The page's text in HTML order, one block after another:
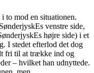
to mod en situationen.
venstre side,
højre side) i et
I stedet efterlod det dog
fri til at trække ind og
– hvilket han udnyttede.